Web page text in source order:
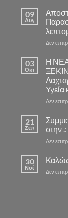
09
Αυγ
Δεν
03
Οκτ
Η
Υγεία
Δεν
21
Σεπ
στην
Δεν
30
Νοέ
Καλώς
Δεν